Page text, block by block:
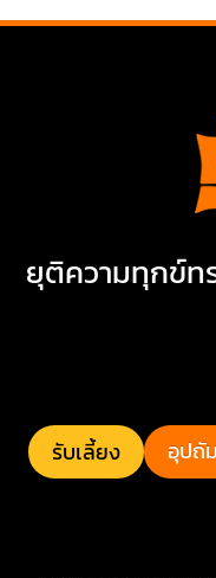
ยุติความทุกข์ท
รับเลี้ยง อุปถั